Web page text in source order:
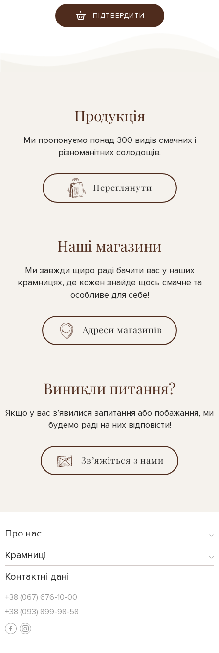
ПІДТВЕРДИТИ
Продукція
Ми пропонуємо понад 300 видів смачних і
різноманітних солодощів.
Переглянути
Наші магазини
Ми завжди щиро раді бачити вас у наших
крамницях, де кожен знайде щось смачне та
особливе для себе!
Адреси магазинів
Виникли питання?
Якщо у вас з’явилися запитання або побажання, ми
будемо раді на них відповісти!
Зв’яжіться з нами
Про нас
Крамниці
Контактні дані
+38 (067) 676-10-00
+38 (093) 899-98-58